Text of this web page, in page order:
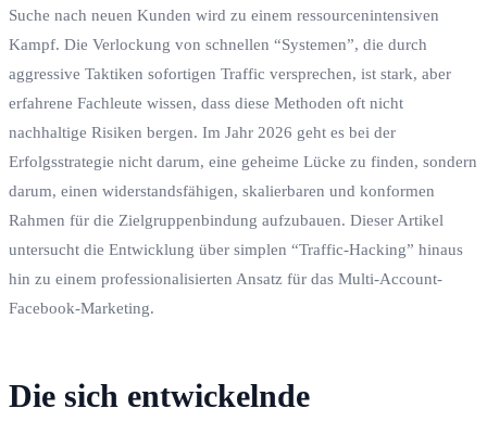
Suche nach neuen Kunden wird zu einem ressourcenintensiven
Kampf. Die Verlockung von schnellen “Systemen”, die durch
aggressive Taktiken sofortigen Traffic versprechen, ist stark, aber
erfahrene Fachleute wissen, dass diese Methoden oft nicht
nachhaltige Risiken bergen. Im Jahr 2026 geht es bei der
Erfolgsstrategie nicht darum, eine geheime Lücke zu finden, sondern
darum, einen widerstandsfähigen, skalierbaren und konformen
Rahmen für die Zielgruppenbindung aufzubauen. Dieser Artikel
untersucht die Entwicklung über simplen “Traffic-Hacking” hinaus
hin zu einem professionalisierten Ansatz für das Multi-Account-
Facebook-Marketing.
Die sich entwickelnde